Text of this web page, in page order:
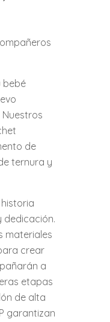
bebé
de
ternura y
dedicación.
materiales
crear
a
etapas
de alta
garantizan